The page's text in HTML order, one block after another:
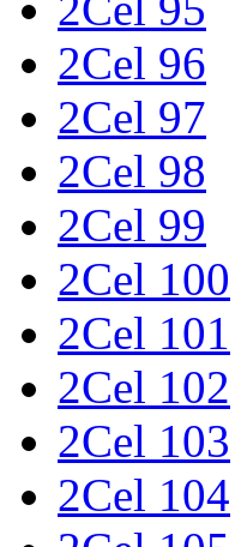
2Cel 96
2Cel 97
2Cel 98
2Cel 99
2Cel 100
2Cel 101
2Cel 102
2Cel 103
2Cel 104